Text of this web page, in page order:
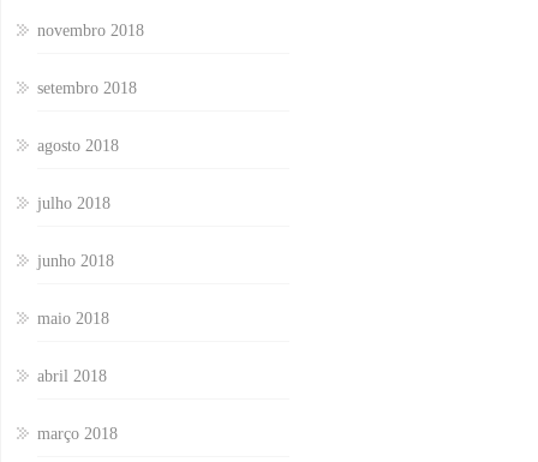
novembro 2018
setembro 2018
agosto 2018
julho 2018
junho 2018
maio 2018
abril 2018
março 2018